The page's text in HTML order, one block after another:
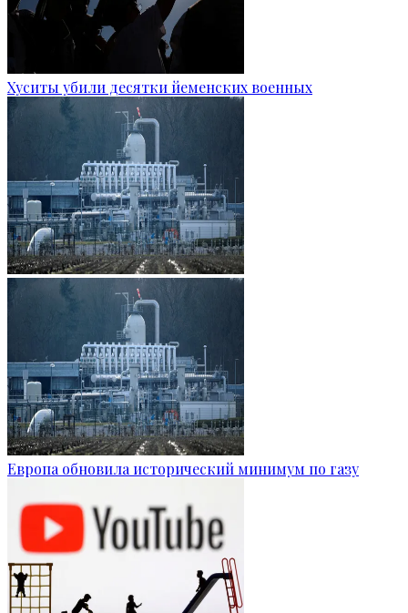
Хуситы убили десятки йеменских военных
Европа обновила исторический минимум по газу